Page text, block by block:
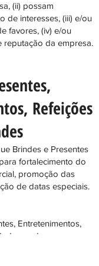
(ii) possam
de interesses, (iii) e/ou
favores, (iv) e/ou
reputação da empresa.
Refeições
Brindes e Presentes
fortalecimento do
promoção das
de datas especiais.
Entretenimentos,
podem ser